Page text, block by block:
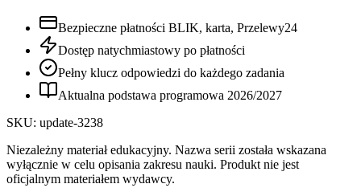
Bezpieczne płatności BLIK, karta, Przelewy24
Dostęp natychmiastowy po płatności
Pełny klucz odpowiedzi do każdego zadania
Aktualna podstawa programowa 2026/2027
SKU: update-3238
Niezależny materiał edukacyjny. Nazwa serii została wskazana
wyłącznie w celu opisania zakresu nauki. Produkt nie jest
oficjalnym materiałem wydawcy.